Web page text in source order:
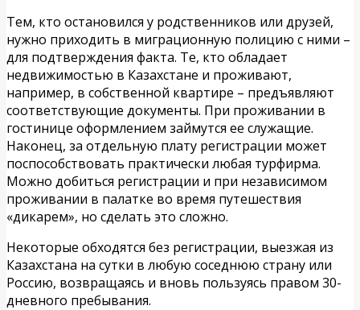
Тем, кто остановился у родственников или друзей,
нужно приходить в миграционную полицию с ними –
для подтверждения факта. Те, кто обладает
недвижимостью в Казахстане и проживают,
например, в собственной квартире – предъявляют
соответствующие документы. При проживании в
гостинице оформлением займутся ее служащие.
Наконец, за отдельную плату регистрации может
поспособствовать практически любая турфирма.
Можно добиться регистрации и при независимом
проживании в палатке во время путешествия
«дикарем», но сделать это сложно.
Некоторые обходятся без регистрации, выезжая из
Казахстана на сутки в любую соседнюю страну или
Россию, возвращаясь и вновь пользуясь правом 30-
дневного пребывания.